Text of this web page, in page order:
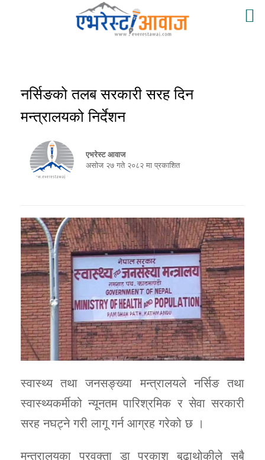
नर्सिङको तलब सरकारी सरह दिन
मन्त्रालयको निर्देशन
एभरेस्ट आवाज
असाेज २७ गते २०८२ मा प्रकाशित
स्वास्थ्य तथा जनसङ्ख्या मन्त्रालयले नर्सिङ तथा
स्वास्थ्यकर्मीको न्यूनतम पारिश्रमिक र सेवा सरकारी
सरह नघट्ने गरी लागू गर्न आग्रह गरेको छ ।
मन्त्रालयका प्रवक्ता डा प्रकाश बुढाथोकीले सबै